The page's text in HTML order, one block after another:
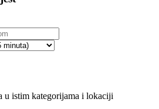
u istim kategorijama i lokaciji